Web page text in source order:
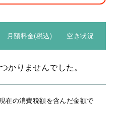
月額料金(税込) 空き状況
かりませんでした。
在の消費税額を含んだ金額で